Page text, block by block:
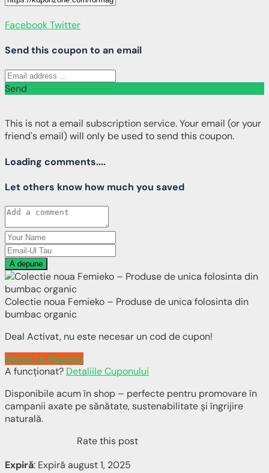
FacebookTwitter
Send this coupon to an email
Send
This is not a email subscription service. Your email (or your
friend's email) will only be used to send this coupon.
Loading comments....
Let others know how much you saved
A depune
Colectie noua Femieko – Produse de unica folosinta din
bumbac organic
Deal Activat, nu este necesar un cod de cupon!
Merge La Magazin
A funcționat? Detaliile Cuponului
Disponibile acum în shop – perfecte pentru promovare în
campanii axate pe sănătate, sustenabilitate și îngrijire
naturală.
Rate this post
Expiră: Expiră august 1, 2025